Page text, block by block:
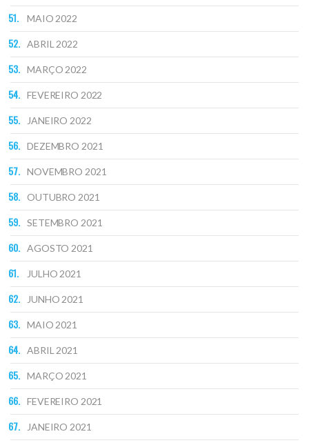
MAIO 2022
ABRIL 2022
MARÇO 2022
FEVEREIRO 2022
JANEIRO 2022
DEZEMBRO 2021
NOVEMBRO 2021
OUTUBRO 2021
SETEMBRO 2021
AGOSTO 2021
JULHO 2021
JUNHO 2021
MAIO 2021
ABRIL 2021
MARÇO 2021
FEVEREIRO 2021
JANEIRO 2021